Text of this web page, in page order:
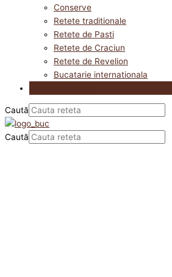
Conserve
Retete traditionale
Retete de Pasti
Retete de Craciun
Retete de Revelion
Bucatarie internationala
Caută
Caută